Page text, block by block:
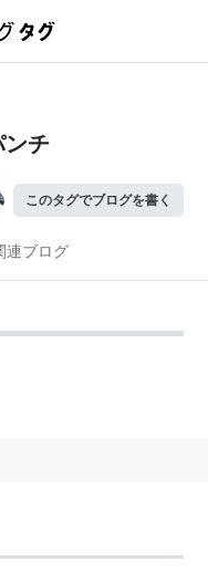
ンチ
このタグでブログを書く
連ブログ